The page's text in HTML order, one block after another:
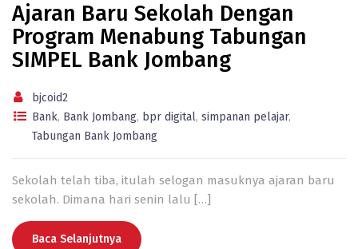
Ajaran Baru Sekolah Dengan
Program Menabung Tabungan
SIMPEL Bank Jombang
bjcoid2
Bank, Bank Jombang, bpr digital, simpanan pelajar,
Tabungan Bank Jombang
Sekolah telah tiba, itulah selogan masuknya ajaran baru
sekolah. Dimana hari senin lalu […]
Baca Selanjutnya